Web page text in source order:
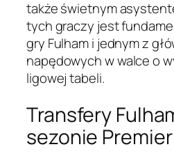
także świetnym
tych graczy jest
gry Fulham i jednym z
napędowych w walce o
ligowej tabeli.
Transfery
sezonie